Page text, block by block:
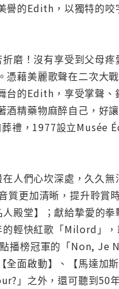
的Edith，以獨特的咬
磨！沒有享受到父母疼
藉美麗歌聲在二次大
的Edith，享受掌聲
精藥物麻醉自己，好
禮，1977設立Musée
人們心坎深處，久久
質更加清晰，提升聆
殿堂】；獻給摯愛的
輕快紅歌「Milord」
播榜冠軍的「Non,
面啟動】、【馬達加
」之外，還可聽到50